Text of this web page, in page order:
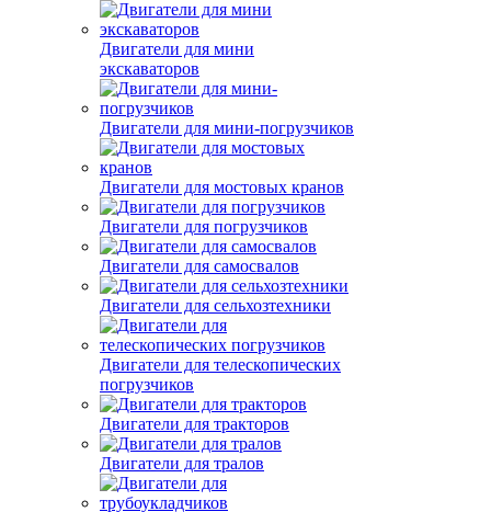
Двигатели для мини
экскаваторов
Двигатели для мини-погрузчиков
Двигатели для мостовых кранов
Двигатели для погрузчиков
Двигатели для самосвалов
Двигатели для сельхозтехники
Двигатели для телескопических
погрузчиков
Двигатели для тракторов
Двигатели для тралов